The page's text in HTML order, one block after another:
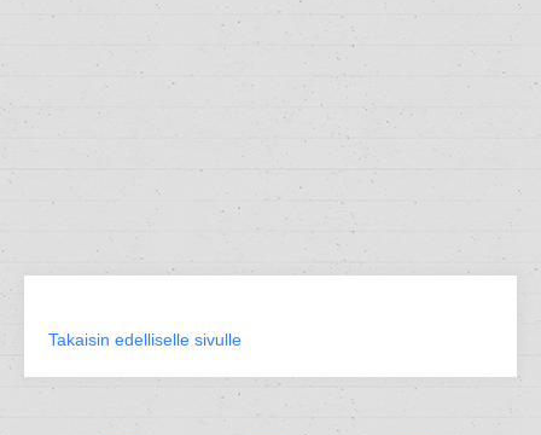
Takaisin edelliselle sivulle